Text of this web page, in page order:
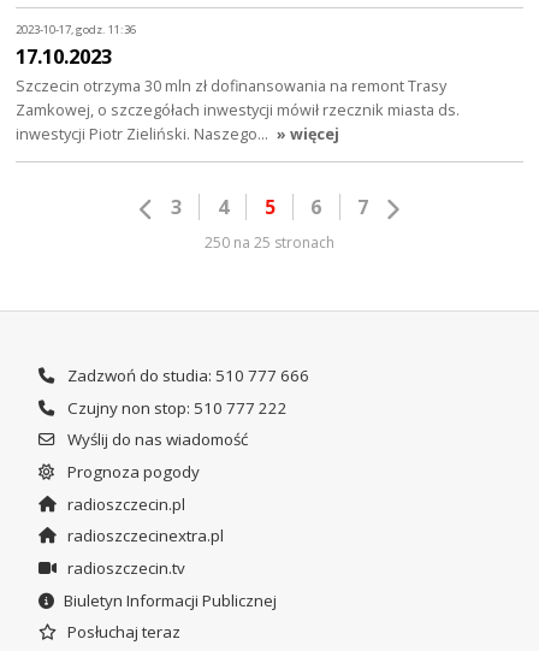
2023-10-17, godz. 11:36
17.10.2023
Szczecin otrzyma 30 mln zł dofinansowania na remont Trasy
Zamkowej, o szczegółach inwestycji mówił rzecznik miasta ds.
inwestycji Piotr Zieliński. Naszego… » więcej
3 4 5 6 7
250 na 25 stronach
Zadzwoń do studia: 510 777 666
Czujny non stop: 510 777 222
Wyślij do nas wiadomość
Prognoza pogody
radioszczecin.pl
radioszczecinextra.pl
radioszczecin.tv
Biuletyn Informacji Publicznej
Posłuchaj teraz